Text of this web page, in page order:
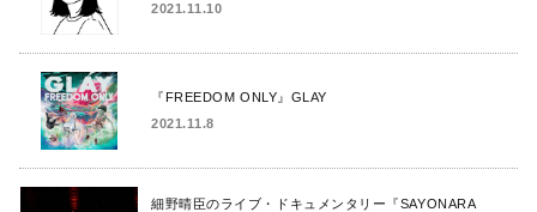
2021.11.10
『FREEDOM ONLY』GLAY
2021.11.8
細野晴臣のライブ・ドキュメンタリー『SAYONARA